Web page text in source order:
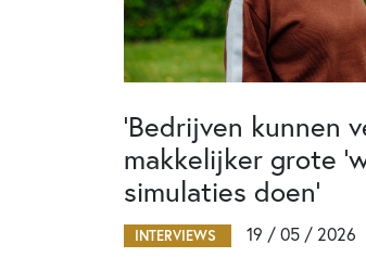
‘Bedrijven kunnen
makkelijker grote
simulaties doen’
INTERVIEWS
19 / 05 / 2026